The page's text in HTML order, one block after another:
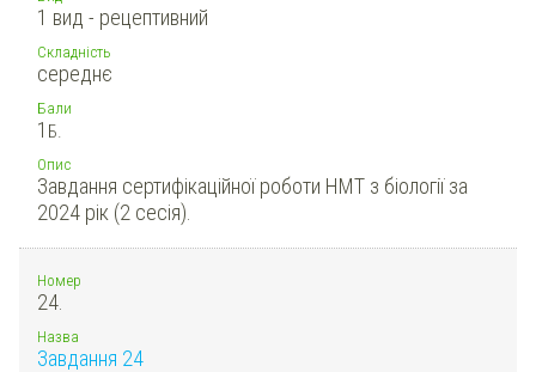
1 вид - рецептивний
Складність
середнє
Бали
1 Б.
Опис
Завдання сертифікаційної роботи НМТ з біології за
2024 рік (2 сесія).
Номер
24.
Назва
Завдання 24